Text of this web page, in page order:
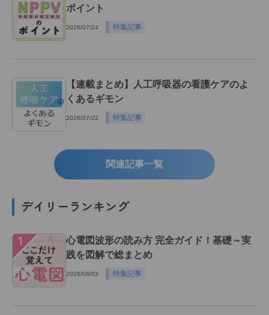
ポイント
2026/07/24 特集記事
【連載まとめ】人工呼吸器の看護ケアのよ
くあるギモン
2026/07/22 特集記事
関連記事一覧
デイリーランキング
１
心電図波形の読み方 完全ガイド！基礎～実
践を図解で総まとめ
2026/08/03 特集記事